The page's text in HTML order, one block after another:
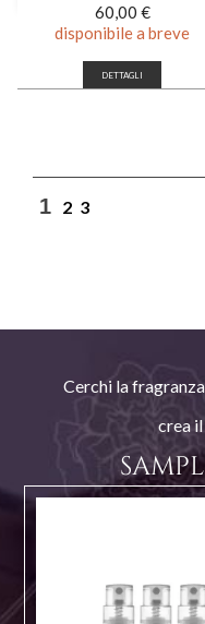
Prezzo
60,00 €
disponibile a breve
DETTAGLI
1 2 3
Cerchi la
crea